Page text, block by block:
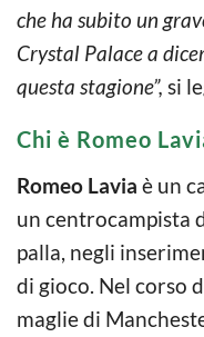
che ha subito un
Crystal Palace a
questa stagione”, si
Chi è Romeo
Romeo Lavia è un
un centrocampista
palla, negli
di gioco. Nel corso
maglie di